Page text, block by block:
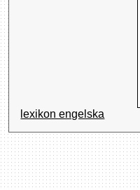
lexikon engelska